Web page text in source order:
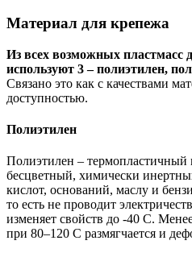
Материал для крепежа
Из всех возможных пластмасс
используют 3 – полиэтилен,
Связано это как с качествами
доступностью.
Полиэтилен
Полиэтилен – термопластичный
бесцветный, химически
кислот, оснований, маслу и
то есть не проводит
изменяет свойств до -40 С.
при 80–120 С размягчается и